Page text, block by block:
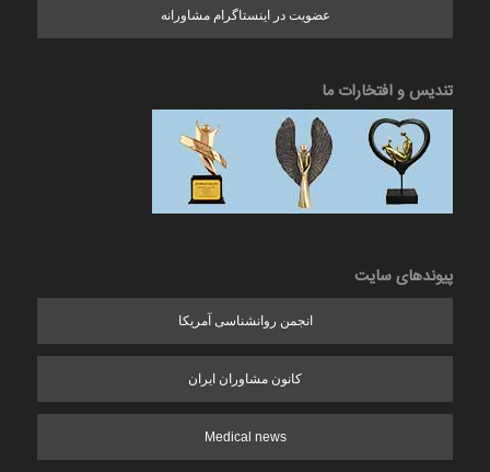
عضویت در اینستاگرام مشاورانه
تندیس و افتخارات ما
پیوندهای سایت
انجمن روانشناسی آمریکا
کانون مشاوران ایران
Medical news